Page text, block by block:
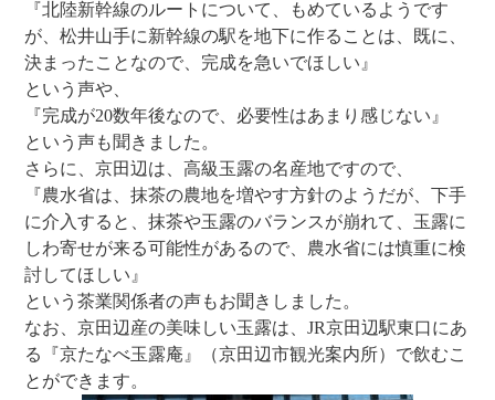
『北陸新幹線のルートについて、もめているようです
が、松井山手に新幹線の駅を地下に作ることは、既に、
決まったことなので、完成を急いでほしい』
という声や、
『完成が20数年後なので、必要性はあまり感じない』
という声も聞きました。
さらに、京田辺は、高級玉露の名産地ですので、
『農水省は、抹茶の農地を増やす方針のようだが、下手
に介入すると、抹茶や玉露のバランスが崩れて、玉露に
しわ寄せが来る可能性があるので、農水省には慎重に検
討してほしい』
という茶業関係者の声もお聞きしました。
なお、京田辺産の美味しい玉露は、JR京田辺駅東口にあ
る『京たなべ玉露庵』（京田辺市観光案内所）で飲むこ
とができます。